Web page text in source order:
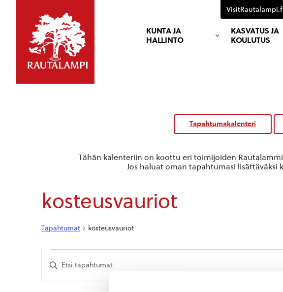
KUNTA JA
HALLINTO
KASVATUS JA
KOULUTUS
Tapahtumakalenteri
kosteusvauriot
Tapahtumat kosteusvauriot
Tapahtumat
Tapahtumat
Etsi
Syötä
hakusana.
Etsi
Tähän kalenteriin on koottu eri toimijoiden
Jos haluat oman tapahtumasi